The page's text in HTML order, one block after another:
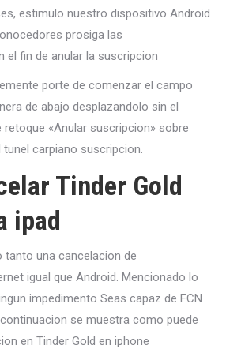
estimulo nuestro dispositivo Android
prosiga las
el fin de anular la suscripcion
porte de comenzar el campo
de abajo desplazandolo sin el
«Anular suscripcion» sobre
carpiano suscripcion.
Tinder Gold
ipad
tanto una cancelacion de
igual que Android. Mencionado lo
impedimento Seas capaz de FCN
se muestra como puede
en Tinder Gold en iphone